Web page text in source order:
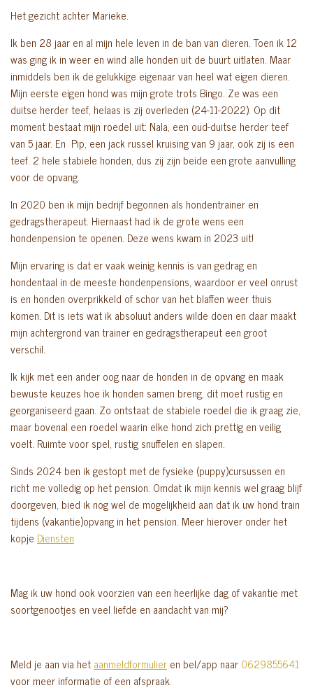
Het gezicht achter Marieke.
Ik ben 28 jaar en al mijn hele leven in de ban van dieren. Toen ik 12
was ging ik in weer en wind alle honden uit de buurt uitlaten. Maar
inmiddels ben ik de gelukkige eigenaar van heel wat eigen dieren.
Mijn eerste eigen hond was mijn grote trots Bingo. Ze was een
duitse herder teef, helaas is zij overleden (24-11-2022). Op dit
moment bestaat mijn roedel uit: Nala, een oud-duitse herder teef
van 5 jaar. En Pip, een jack russel kruising van 9 jaar, ook zij is een
teef. 2 hele stabiele honden, dus zij zijn beide een grote aanvulling
voor de opvang.
In 2020 ben ik mijn bedrijf begonnen als hondentrainer en
gedragstherapeut. Hiernaast had ik de grote wens een
hondenpension te openen. Deze wens kwam in 2023 uit!
Mijn ervaring is dat er vaak weinig kennis is van gedrag en
hondentaal in de meeste hondenpensions, waardoor er veel onrust
is en honden overprikkeld of schor van het blaffen weer thuis
komen. Dit is iets wat ik absoluut anders wilde doen en daar maakt
mijn achtergrond van trainer en gedragstherapeut een groot
verschil.
Ik kijk met een ander oog naar de honden in de opvang en maak
bewuste keuzes hoe ik honden samen breng, dit moet rustig en
georganiseerd gaan. Zo ontstaat de stabiele roedel die ik graag zie,
maar bovenal een roedel waarin elke hond zich prettig en veilig
voelt. Ruimte voor spel, rustig snuffelen en slapen.
Sinds 2024 ben ik gestopt met de fysieke (puppy)cursussen en
richt me volledig op het pension. Omdat ik mijn kennis wel graag blijf
doorgeven, bied ik nog wel de mogelijkheid aan dat ik uw hond train
tijdens (vakantie)opvang in het pension. Meer hierover onder het
kopje Diensten
Mag ik uw hond ook voorzien van een heerlijke dag of vakantie met
soortgenootjes en veel liefde en aandacht van mij?
Meld je aan via het aanmeldformulier en bel/app naar 0629855641
voor meer informatie of een afspraak.